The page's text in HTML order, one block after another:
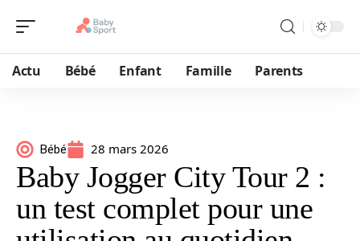
Actu Bébé Enfant Famille Parents
Bébé 28 mars 2026
Baby Jogger City Tour 2 :
un test complet pour une